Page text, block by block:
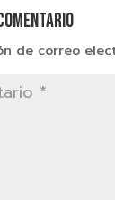
de correo